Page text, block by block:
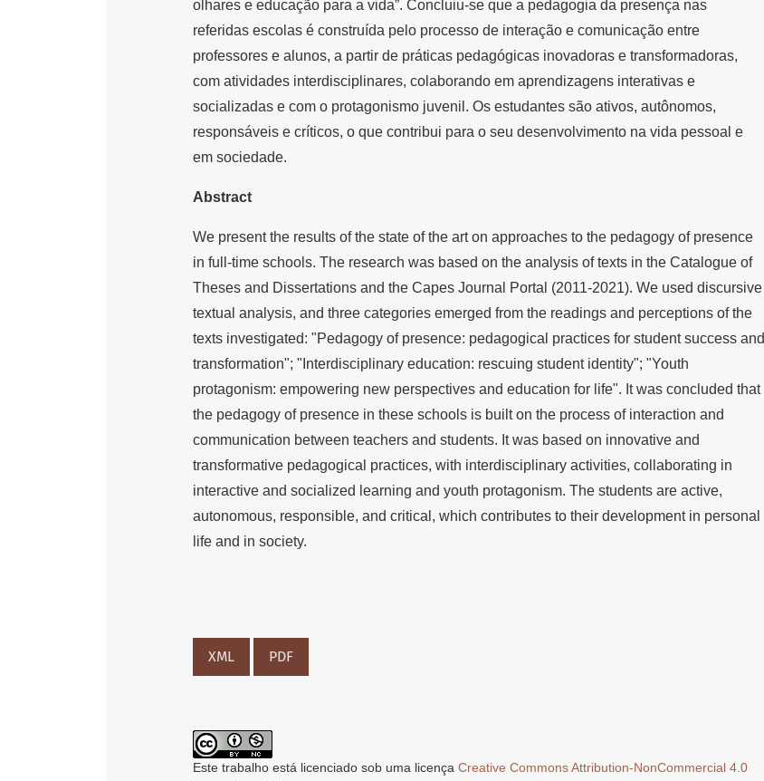
olhares e educação para a vida”. Concluiu-se que a pedagogia da presença nas
referidas escolas é construída pelo processo de interação e comunicação entre
professores e alunos, a partir de práticas pedagógicas inovadoras e transformadoras,
com atividades interdisciplinares, colaborando em aprendizagens interativas e
socializadas e com o protagonismo juvenil. Os estudantes são ativos, autônomos,
responsáveis e críticos, o que contribui para o seu desenvolvimento na vida pessoal e
em sociedade.
Abstract
We present the results of the state of the art on approaches to the pedagogy of presence
in full-time schools. The research was based on the analysis of texts in the Catalogue of
Theses and Dissertations and the Capes Journal Portal (2011-2021). We used discursive
textual analysis, and three categories emerged from the readings and perceptions of the
texts investigated: "Pedagogy of presence: pedagogical practices for student success and
transformation"; "Interdisciplinary education: rescuing student identity"; "Youth
protagonism: empowering new perspectives and education for life". It was concluded that
the pedagogy of presence in these schools is built on the process of interaction and
communication between teachers and students. It was based on innovative and
transformative pedagogical practices, with interdisciplinary activities, collaborating in
interactive and socialized learning and youth protagonism. The students are active,
autonomous, responsible, and critical, which contributes to their development in personal
life and in society.
XML PDF
Este trabalho está licenciado sob uma licença Creative Commons Attribution-NonCommercial 4.0